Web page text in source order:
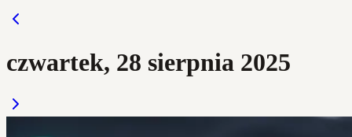
czwartek, 28 sierpnia 2025